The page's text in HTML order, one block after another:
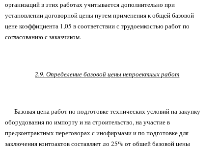
организаций в этих работах учитывается дополнительно при
установлении договорной цены путем применения к общей базовой
цене коэффициента 1,05 в соответствии с трудоемкостью работ по
согласованию с заказчиком.
2.9. Определение базовой цены непроектных работ
Базовая цена работ по подготовке технических условий на закупку
оборудования по импорту и на строительство, на участие в
предконтрактных переговорах с инофирмами и по подготовке для
заключения контрактов составляет до 25% от общей базовой цены